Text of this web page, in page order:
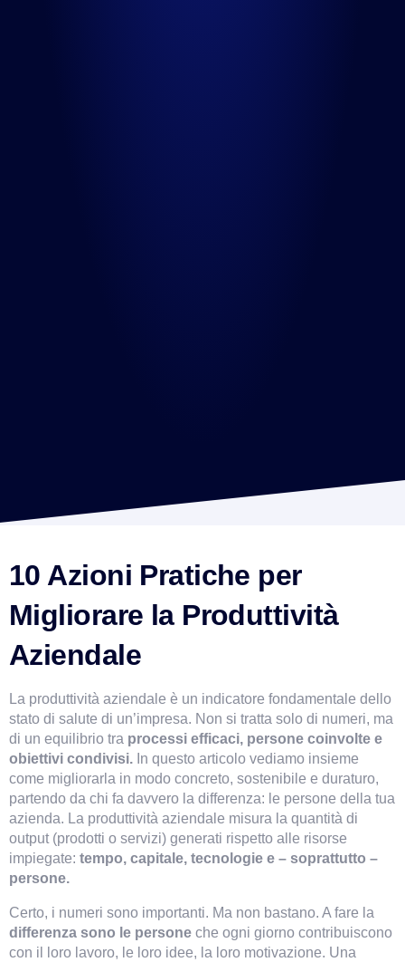
10 Azioni Pratiche per
Migliorare la Produttività
Aziendale
La produttività aziendale è un indicatore fondamentale dello
stato di salute di un’impresa. Non si tratta solo di numeri, ma
di un equilibrio tra processi efficaci, persone coinvolte e
obiettivi condivisi. In questo articolo vediamo insieme
come migliorarla in modo concreto, sostenibile e duraturo,
partendo da chi fa davvero la differenza: le persone della tua
azienda. La produttività aziendale misura la quantità di
output (prodotti o servizi) generati rispetto alle risorse
impiegate: tempo, capitale, tecnologie e – soprattutto –
persone.
differenza sono le persone che ogni giorno contribuiscono
con il loro lavoro, le loro idee, la loro motivazione. Una
VismarChat
Salve! Sono VismarChat, l'agente AI di Vismarcorp. In
cosa possiamo esserti utile?